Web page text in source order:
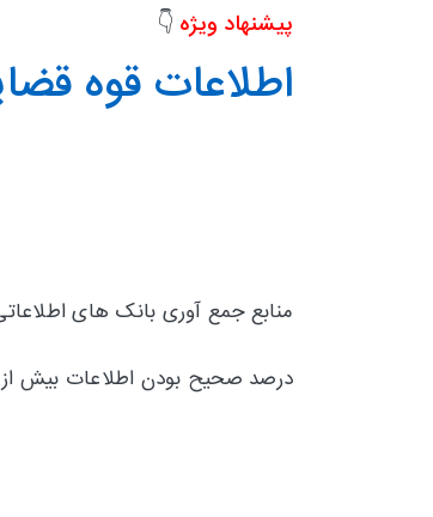
پیشنهاد ویژه 👇
اطلاعات قوه
منابع جمع آوری بانک های
درصد صحیح بودن اطلاعات بیش از 80 درصد است و تقریبا 20 درصد